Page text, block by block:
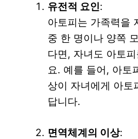
유전적 요인:
아토피는 가족력을
중 한 명이나 양쪽
다면, 자녀도 아토
요. 예를 들어, 아토
상이 자녀에게 아토
답니다.
면역체계의 이상: